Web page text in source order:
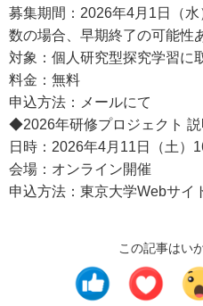
募集期間：2026年4月1日（
数の場合、早期終了の可能性
対象：個人研究型探究学習に
料金：無料
申込方法：メールにて
◆2026年研修プロジェクト 説
日時：2026年4月11日（土）
会場：オンライン開催
申込方法：東京大学Webサイ
この記事はい